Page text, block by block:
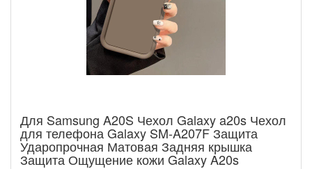
Для Samsung A20S Чехол Galaxy a20s Чехол
для телефона Galaxy SM-A207F Защита
Ударопрочная Матовая Задняя крышка
Защита Ощущение кожи Galaxy A20s